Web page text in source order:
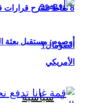
8 نقاط تشرح قرارات
الصومال؟
سياسية
أوصوم: مستقبل بعثة
الأمريكي